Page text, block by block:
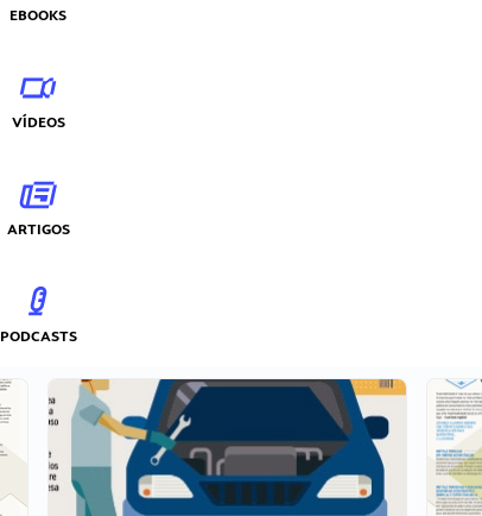
EBOOKS
VÍDEOS
ARTIGOS
PODCASTS